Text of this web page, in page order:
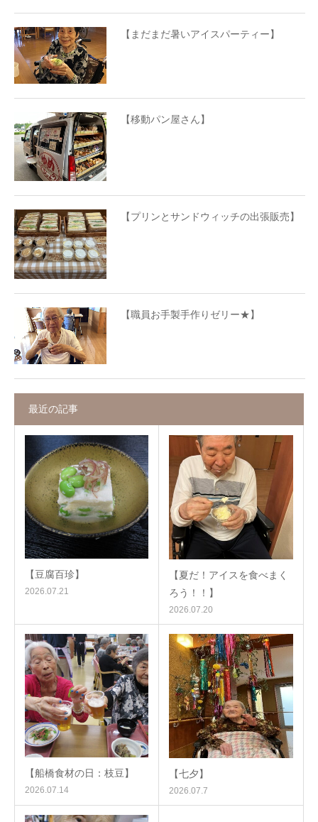
【まだまだ暑いアイスパーティー】
【移動パン屋さん】
【プリンとサンドウィッチの出張販売】
【職員お手製手作りゼリー★】
最近の記事
【豆腐百珍】
2026.07.21
【夏だ！アイスを食べまく
ろう！！】
2026.07.20
【船橋食材の日：枝豆】
2026.07.14
【七夕】
2026.07.7